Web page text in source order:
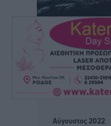
Κλεάνθης: Έτοιμες οι
σεζόν
Αθλητικά πριν 7 ώρες
Ατρόμητος Διμυλιάς: Ο
αδιαπραγμάτευτη
Αθλητικά• πριν 8 ώρες
ΠαπαεμμανουήλΑύγουστος 2022